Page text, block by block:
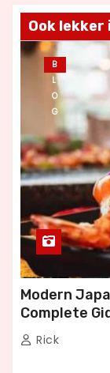
Ook lekker
B
L
O
G
Modern
Complete
Dineren
Rick